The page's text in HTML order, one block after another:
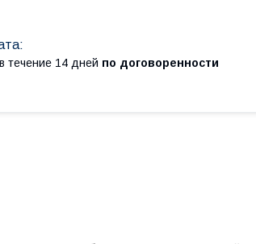
течение 14 дней по договоренности